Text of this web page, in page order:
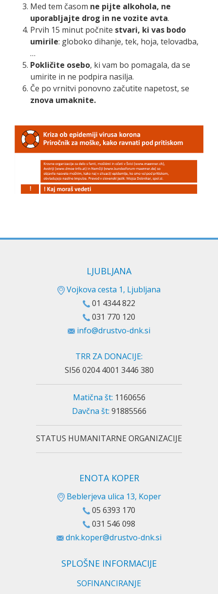
Med tem časom ne pijte alkohola, ne
uporabljajte drog in ne vozite avta.
Prvih 15 minut počnite stvari, ki vas bodo
umirile: globoko dihanje, tek, hoja, telovadba,
…
Pokličite osebo, ki vam bo pomagala, da se
umirite in ne podpira nasilja.
Če po vrnitvi ponovno začutite napetost, se
znova umaknite.
LJUBLJANA
Vojkova cesta 1, Ljubljana
01 4344 822
031 770 120
info@drustvo-dnk.si
TRR ZA DONACIJE:
SI56 0204 4001 3446 380
Matična št: 1160656
Davčna št: 91885566
STATUS HUMANITARNE ORGANIZACIJE
ENOTA KOPER
Beblerjeva ulica 13, Koper
05 6393 170
031 546 098
dnk.koper@drustvo-dnk.si
SPLOŠNE INFORMACIJE
SOFINANCIRANJE